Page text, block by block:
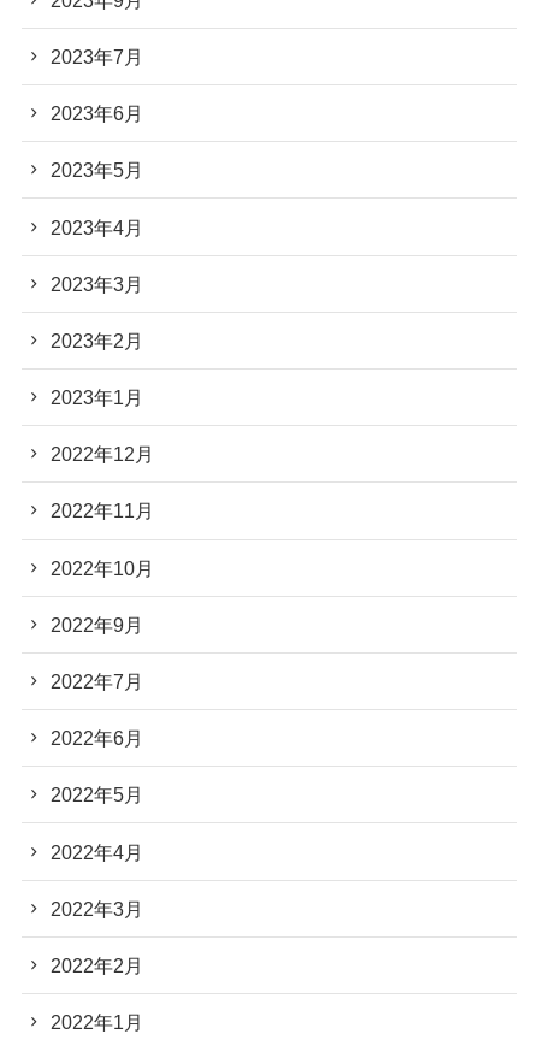
2023年7月
2023年6月
2023年5月
2023年4月
2023年3月
2023年2月
2023年1月
2022年12月
2022年11月
2022年10月
2022年9月
2022年7月
2022年6月
2022年5月
2022年4月
2022年3月
2022年2月
2022年1月